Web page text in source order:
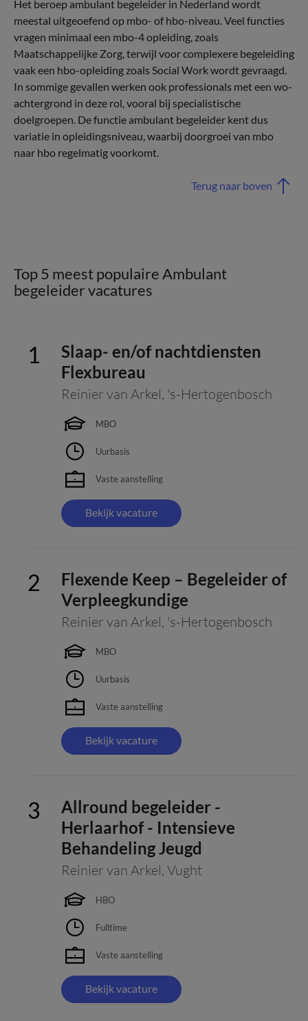
Het beroep ambulant begeleider in Nederland wordt
meestal uitgeoefend op mbo- of hbo-niveau. Veel functies
vragen minimaal een mbo-4 opleiding, zoals
Maatschappelijke Zorg, terwijl voor complexere begeleiding
vaak een hbo-opleiding zoals Social Work wordt gevraagd.
In sommige gevallen werken ook professionals met een wo-
achtergrond in deze rol, vooral bij specialistische
doelgroepen. De functie ambulant begeleider kent dus
variatie in opleidingsniveau, waarbij doorgroei van mbo
naar hbo regelmatig voorkomt.
Terug naar boven
Top 5 meest populaire Ambulant
begeleider vacatures
Slaap- en/of nachtdiensten
Flexbureau
Reinier van Arkel, 's-Hertogenbosch
MBO
Uurbasis
Vaste aanstelling
Bekijk vacature
Flexende Keep – Begeleider of
Verpleegkundige
Reinier van Arkel, 's-Hertogenbosch
MBO
Uurbasis
Vaste aanstelling
Bekijk vacature
Allround begeleider -
Herlaarhof - Intensieve
Behandeling Jeugd
Reinier van Arkel, Vught
HBO
Fulltime
Vaste aanstelling
Bekijk vacature